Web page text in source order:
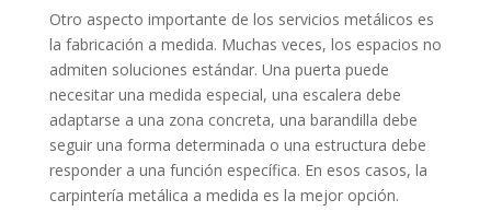
Otro aspecto importante de los servicios metálicos es
la fabricación a medida. Muchas veces, los espacios no
admiten soluciones estándar. Una puerta puede
necesitar una medida especial, una escalera debe
adaptarse a una zona concreta, una barandilla debe
seguir una forma determinada o una estructura debe
responder a una función específica. En esos casos, la
carpintería metálica a medida es la mejor opción.